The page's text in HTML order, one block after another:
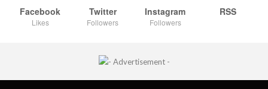
Facebook
Likes
Twitter
Followers
Instagram
Followers
RSS